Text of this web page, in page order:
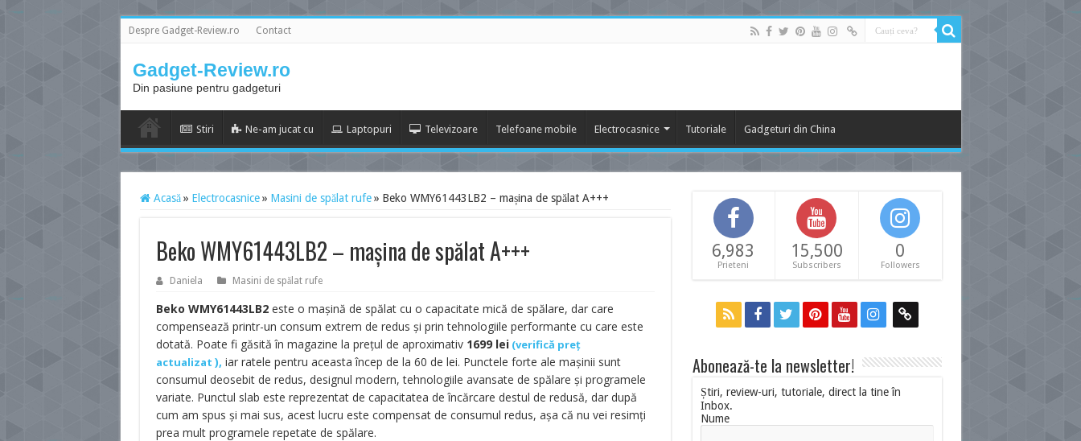
Despre Gadget-Review.ro Contact
Gadget-Review.ro
Din pasiune pentru gadgeturi
Stiri Ne-am jucat cu Laptopuri Televizoare Telefoane mobile Electrocasnice Tutoriale Gadgeturi din China
Acasă » Electrocasnice » Masini de spălat rufe » Beko WMY61443LB2 – mașina de spălat A+++
Beko WMY61443LB2 – mașina de spălat A+++
Daniela Masini de spălat rufe
Beko WMY61443LB2este o mașină de spălat cu o capacitate mică de spălare, dar care
compensează printr-un consum extrem de redus și prin tehnologiile performante cu care este
dotată. Poate fi găsită în magazine la prețul de aproximativ 1699 lei (verifică preț
actualizat ), iar ratele pentru aceasta încep de la 60 de lei. Punctele forte ale mașinii sunt
consumul deosebit de redus, designul modern, tehnologiile avansate de spălare și programele
variate. Punctul slab este reprezentat de capacitatea de încărcare destul de redusă, dar după
cum am spus și mai sus, acest lucru este compensat de consumul redus, așa că nu vei resimți
prea mult programele repetate de spălare.
6,983
Prieteni
15,500
Subscribers
0
Followers
Abonează-te la newsletter!
Știri, review-uri, tutoriale, direct la tine în
Inbox.
Nume